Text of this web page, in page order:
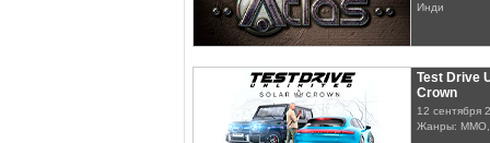
Инди
Test Drive
Crown
12 сентября
Жанры: